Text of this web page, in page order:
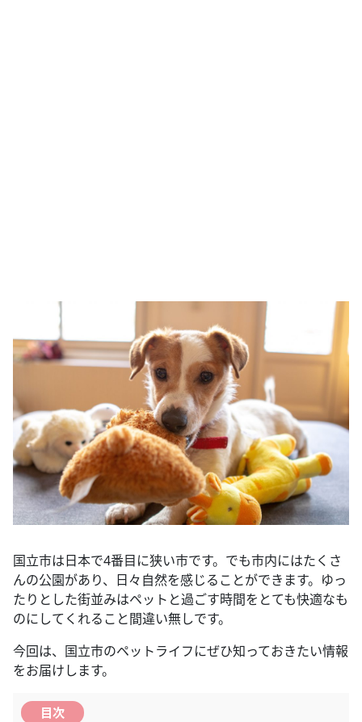
国立市は日本で4番目に狭い市です。でも市内にはたくさ
んの公園があり、日々自然を感じることができます。ゆっ
たりとした街並みはペットと過ごす時間をとても快適なも
のにしてくれること間違い無しです。
今回は、国立市のペットライフにぜひ知っておきたい情報
をお届けします。
目次